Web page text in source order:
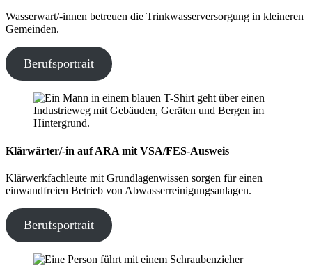
Wasserwart/-innen betreuen die Trinkwasserversorgung in kleineren
Gemeinden.
Berufsportrait
Klärwärter/-in auf ARA mit VSA/FES-Ausweis
Klärwerkfachleute mit Grundlagenwissen sorgen für einen
einwandfreien Betrieb von Abwasserreinigungsanlagen.
Berufsportrait